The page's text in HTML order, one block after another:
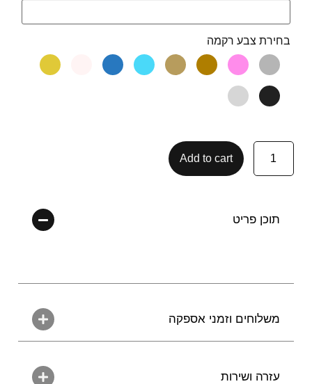
בחירת צבע רקמה
Add to cart
תוכן פריט
משלוחים וזמני אספקה
עזרה ושירות